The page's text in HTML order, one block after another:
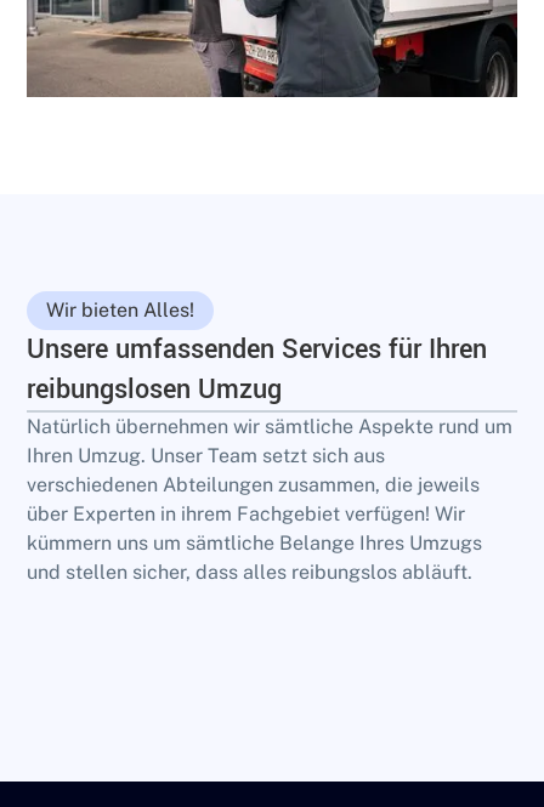
Wir bieten Alles!
Unsere umfassenden Services für Ihren
reibungslosen Umzug
Natürlich übernehmen wir sämtliche Aspekte rund um
Ihren Umzug. Unser Team setzt sich aus
verschiedenen Abteilungen zusammen, die jeweils
über Experten in ihrem Fachgebiet verfügen! Wir
kümmern uns um sämtliche Belange Ihres Umzugs
und stellen sicher, dass alles reibungslos abläuft.